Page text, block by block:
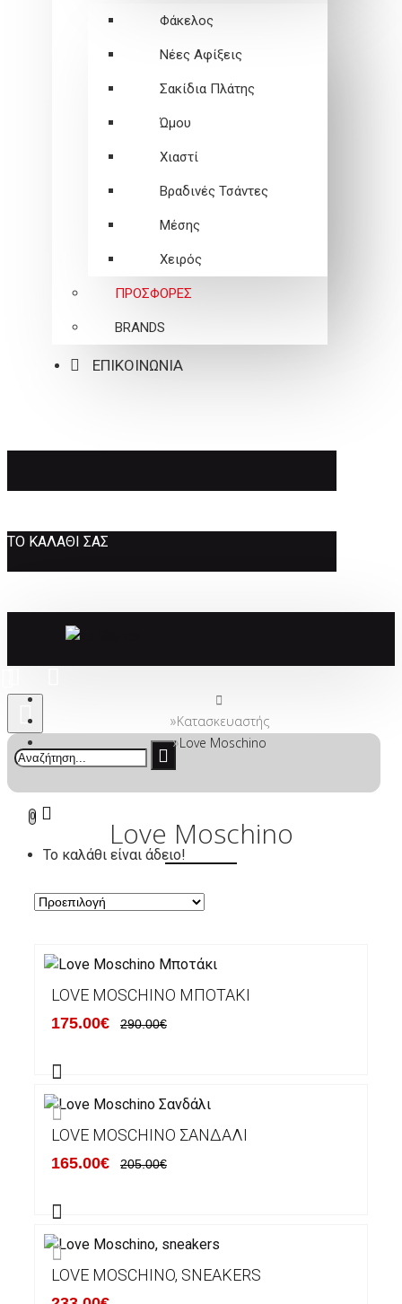
Φάκελος
Νέες Αφίξεις
Σακίδια Πλάτης
Ώμου
Χιαστί
Βραδινές Τσάντες
Μέσης
Χειρός
ΠΡΟΣΦΟΡΕΣ
BRANDS
ΕΠΙΚΟΙΝΩΝΙΑ
ΤΟ ΚΑΛΆΘΙ ΣΑΣ
0
Το καλάθι είναι άδειο!
Κατασκευαστής
Love Moschino
Love Moschino
LOVE MOSCHINO ΜΠΟΤΆΚΙ
175.00€ 290.00€
LOVE MOSCHINO ΣΑΝΔΆΛΙ
165.00€ 205.00€
LOVE MOSCHINO, SNEAKERS